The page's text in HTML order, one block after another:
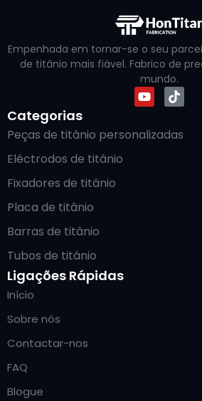
Empenhada em tornar-se o seu
de titânio mais fiável. Fabrico de
mundo.
Categorias
Peças de titânio personalizadas
Eléctrodos de titânio
Fixadores de titânio
Placa de titânio
Barras de titânio
Tubos de titânio
Ligações Rápidas
Início
Sobre nós
Contactar-nos
FAQ
Blogue